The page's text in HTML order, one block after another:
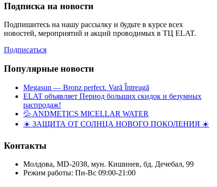
Подписка на новости
Подпишитесь на нашу рассылку и будьте в курсе всех
новостей, мероприятий и акций проводимых в ТЦ ELAT.
Подписаться
Популярные новости
Megasun — Bronz perfect. Vară Întreagă
ELAT объявляет Период больших скидок и безумных
распродаж!
💦 ANDMETICS MICELLAR WATER
☀️ ЗАЩИТА ОТ СОЛНЦА НОВОГО ПОКОЛЕНИЯ ☀️
Контакты
Молдова, MD-2038, мун. Кишинев, бд. Дечебал, 99
Режим работы: Пн-Вс 09:00-21:00